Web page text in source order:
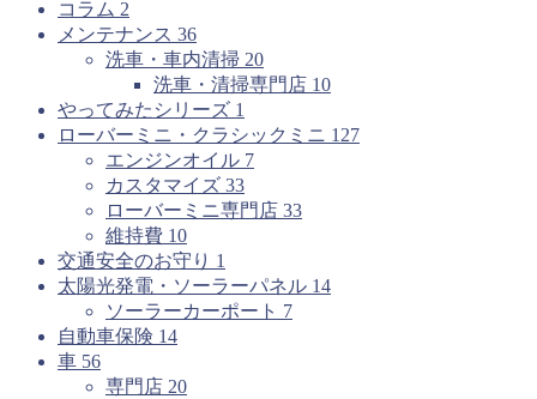
コラム 2
メンテナンス 36
洗車・車内清掃 20
洗車・清掃専門店 10
やってみたシリーズ 1
ローバーミニ・クラシックミニ 127
エンジンオイル 7
カスタマイズ 33
ローバーミニ専門店 33
維持費 10
交通安全のお守り 1
太陽光発電・ソーラーパネル 14
ソーラーカーポート 7
自動車保険 14
車 56
専門店 20